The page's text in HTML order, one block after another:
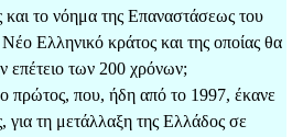
και το νόημα της Επαναστάσεως του
Ελληνικό κράτος και της οποίας θα
επέτειο των 200 χρόνων;
πρώτος, που, ήδη από το 1997, έκανε
τη μετάλλαξη της Ελλάδος σε